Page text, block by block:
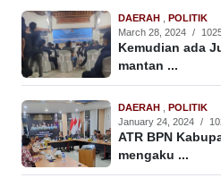
DAERAH
POLITIK
March 28, 2024 /
Kemudian ada
mantan ...
DAERAH
POLITIK
January 24, 2024 /
ATR BPN
mengaku ...